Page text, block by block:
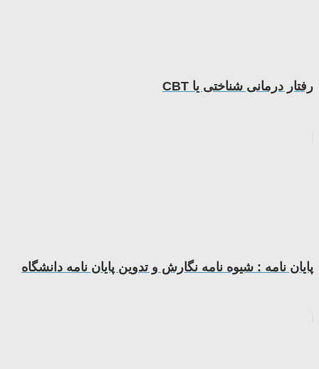
رفتار درمانی شناختی یا CBT
پایان نامه : شیوه نامه نگارش و تدوین پایان نامه دانشگاه